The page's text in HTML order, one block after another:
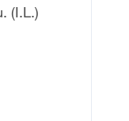
(I.L.)